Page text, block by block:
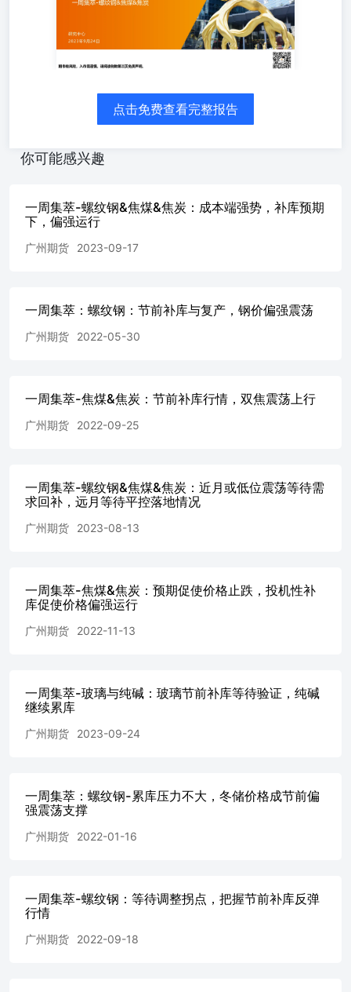
强，价格高位偏强震荡 盘面涨跌幅：截止9月22收盘，螺
纹钢01合约以收盘价计相比9月15日下跌-1.18%，报3779元/
吨。焦炭01合约以收盘价计相比9月15日上涨1.23%，报
2512.0元/吨。焦煤01合约以收盘价计相比9月15日上涨
种强弱排序：焦煤>焦炭>热卷>螺纹>铁矿 驱动因素：表
内成材供需有所好转，节前补库力度不强，成材价格有所回
落，原料价格高位偏强震荡。 第三部分螺纹钢基本面分析
产量环比+7.70万吨，铁水处于高位，螺纹钢价格走强，部
钢较同期仍在较高水平，螺纹产量回升 需求&库存端：需
求回升力度不强，社会库存同比高于去年 钢坯：库存继续
回升，螺纹钢价格回落，与螺纹价差小幅度回调 数据来
源：Mysteel广州期货研究中心 利润：铁水性价比持续走
焦炭整体紧平衡 焦煤库存：上游大幅度去库，整体库存继
表现一般 图表标题，微软雅黑，Times New Roman，加
纹钢：HRB400：Φ20：市场价：广州：粤韶（日）为3850
元/吨，较9月15日+20元/吨 数据来源：Mysteel广州期货研
雅黑，Times New Roman，加粗，14-16号字体，白焦煤：
截止9月22日，环比上周山西中硫煤、口岸蒙5原煤上涨150
元/吨、上涨65元/吨，单一煤种最低仓单约1817元/吨。焦
炭：截止9月22日，港口准一焦炭价格2250元/吨，港口价格
利润扩展速度不快。 螺纹钢基差及价差：基差转正，反套
价差逻辑延续 第六部分行业/产业动态 安全事故依旧扰动
公司山脚树煤矿井下1200运输平巷二部皮带机尾向外约60米
产煤矿，设计生产能力为310万吨/年，煤与瓦斯突出矿井，
煤层自燃。这起事故发生在中秋节和国庆假期前夕，是继重
带着火事故，同类重大事故屡屡发生，性质极其恶劣，影响
薄冰、如坐针毡，扎实做好矿山安全生产工作，采取切实管
用措施，有力有效遏制事故发生。一要强化灾害应急处置。
各矿山灾害情况发生重大变化必须及时报告，出现事故征兆
检验、检修维护、定期巡检、调校试验和隐患排查治理，出
内外因火灾防治。各煤矿开采容易自燃和自燃煤层必须编制
防灭火专项设计，对重点区域采取有针对性的预防自然发火
点击免费查看完整报告
你可能感兴趣
一周集萃-螺纹钢&焦煤&焦炭：成本端强势，补库预期
下，偏强运行
广州期货 2023-09-17
一周集萃：螺纹钢：节前补库与复产，钢价偏强震荡
广州期货 2022-05-30
一周集萃-焦煤&焦炭：节前补库行情，双焦震荡上行
广州期货 2022-09-25
一周集萃-螺纹钢&焦煤&焦炭：近月或低位震荡等待需
求回补，远月等待平控落地情况
广州期货 2023-08-13
一周集萃-焦煤&焦炭：预期促使价格止跌，投机性补
库促使价格偏强运行
广州期货 2022-11-13
一周集萃-玻璃与纯碱：玻璃节前补库等待验证，纯碱
继续累库
广州期货 2023-09-24
一周集萃：螺纹钢-累库压力不大，冬储价格成节前偏
强震荡支撑
广州期货 2022-01-16
一周集萃-螺纹钢：等待调整拐点，把握节前补库反弹
行情
广州期货 2022-09-18